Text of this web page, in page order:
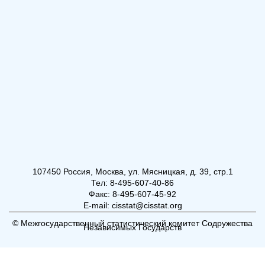
107450 Россия, Москва, ул. Мясницкая, д. 39, стр.1
Тел: 8-495-607-40-86
Факс: 8-495-607-45-92
E-mail: cisstat@cisstat.org
© Межгосударственный статистический комитет Содружества
Независимых Государств